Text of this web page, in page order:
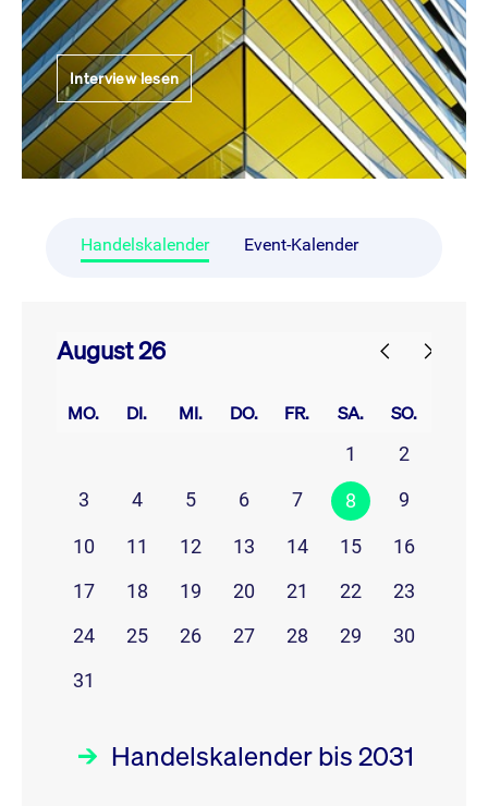
Interview lesen
Handelskalender Event-Kalender
August 26
MO. DI. MI. DO. FR. SA. SO.
1
2
3
4 5 6 7 8 9
10 11 12 13 14 15
16
17
18 19 20 21 22
23
24
25 26 27 28 29
30
31
Handelskalender bis 2031